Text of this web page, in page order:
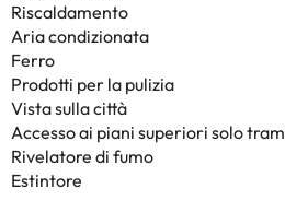
Riscaldamento
Aria condizionata
Ferro
Prodotti per la pulizia
Vista sulla città
Accesso ai piani superiori solo
Rivelatore di fumo
Estintore